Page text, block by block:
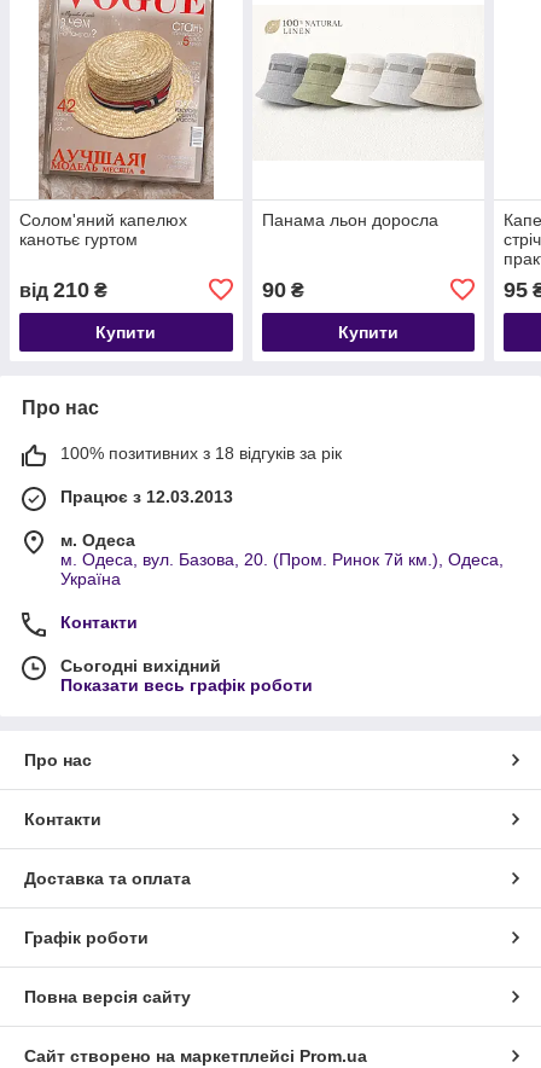
Солом'яний капелюх
канотьє гуртом
від 210 ₴
Купити
Панама льон доросла
90₴
Купити
95
Про нас
100% позитивних з 18 відгуків за рік
Працює з 12.03.2013
м. Одеса
м. Одеса, вул. Базова, 20. (Пром. Ринок 7й км.), Одеса,
Україна
Контакти
Сьогодні вихідний
Показати весь графік роботи
Про нас
Контакти
Доставка та оплата
Графік роботи
Повна версія сайту
Сайт створено на маркетплейсі Prom.ua